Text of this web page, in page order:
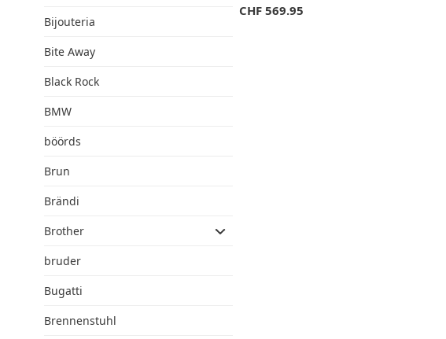
Bijouteria
Bite Away
Black Rock
BMW
böörds
Brun
Brändi
Brother
bruder
Bugatti
Brennenstuhl
CHF 569.95